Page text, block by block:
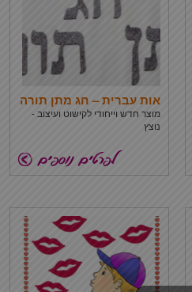
אות עברית – חג מתן תורה
מוצר חדש וייחודי לקישוט ועיצוב -
נוצץ